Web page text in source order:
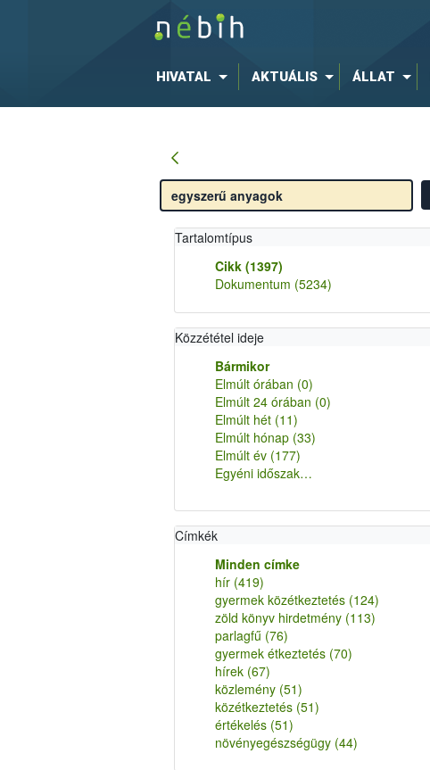
HIVATAL AKTUÁLIS ÁLLAT
Tartalomtípus
Cikk (1397)
Dokumentum (5234)
Közzététel ideje
Bármikor
Elmúlt órában (0)
Elmúlt 24 órában (0)
Elmúlt hét (11)
Elmúlt hónap (33)
Elmúlt év (177)
Egyéni időszak…
Címkék
Minden címke
hír (419)
gyermek közétkeztetés (124)
zöld könyv hirdetmény (113)
parlagfű (76)
gyermek étkeztetés (70)
hírek (67)
közlemény (51)
közétkeztetés (51)
értékelés (51)
növényegészségügy (44)